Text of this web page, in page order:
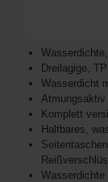
Dreilagige,
Wasserdicht
Komplett
Haltbares,